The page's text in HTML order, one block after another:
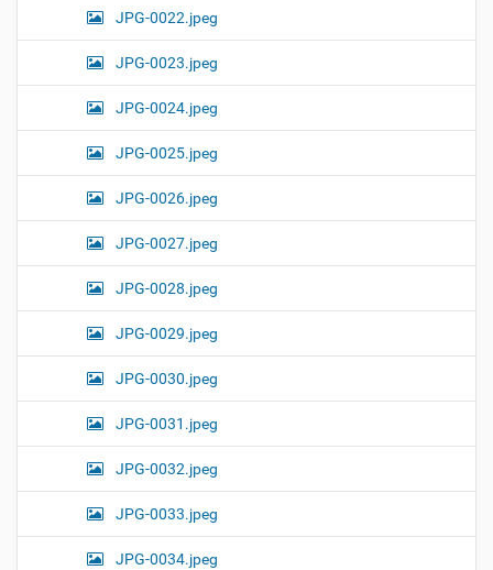
JPG-0022.jpeg
JPG-0023.jpeg
JPG-0024.jpeg
JPG-0025.jpeg
JPG-0026.jpeg
JPG-0027.jpeg
JPG-0028.jpeg
JPG-0029.jpeg
JPG-0030.jpeg
JPG-0031.jpeg
JPG-0032.jpeg
JPG-0033.jpeg
JPG-0034.jpeg